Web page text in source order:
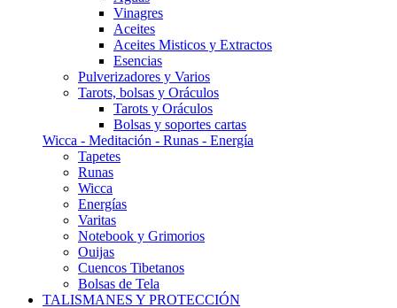
Vinagres
Aceites
Aceites Misticos y Extractos
Esencias
Pulverizadores y Varios
Tarots, bolsas y Oráculos
Tarots y Oráculos
Bolsas y soportes cartas
Wicca - Meditación - Runas - Energía
Tapetes
Runas
Wicca
Energías
Varitas
Notebook y Grimorios
Ouijas
Cuencos Tibetanos
Bolsas de Tela
TALISMANES Y PROTECCIÓN